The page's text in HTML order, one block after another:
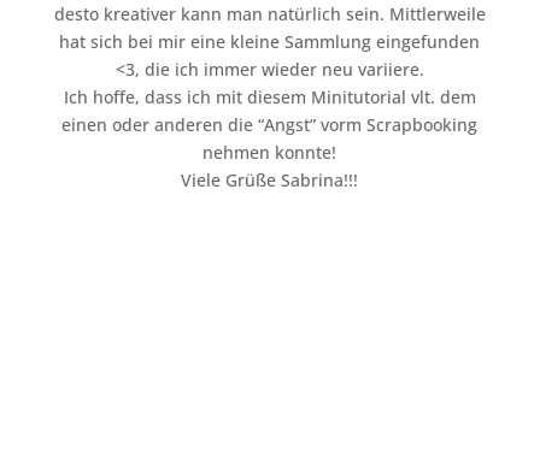
desto kreativer kann man natürlich sein. Mittlerweile
hat sich bei mir eine kleine Sammlung eingefunden
<3, die ich immer wieder neu variiere.
Ich hoffe, dass ich mit diesem Minitutorial vlt. dem
einen oder anderen die “Angst” vorm Scrapbooking
nehmen konnte!
Viele Grüße Sabrina!!!